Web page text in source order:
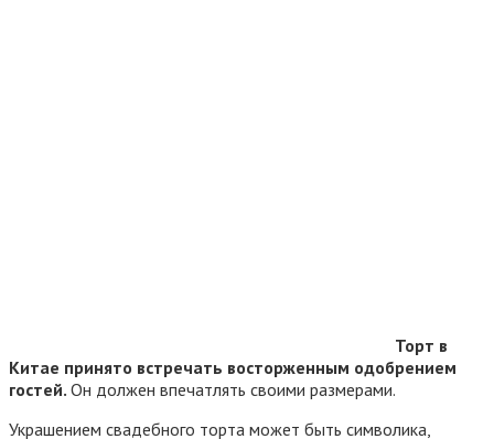
Торт в
Китае принято встречать восторженным одобрением
гостей. Он должен впечатлять своими размерами.
Украшением свадебного торта может быть символика,